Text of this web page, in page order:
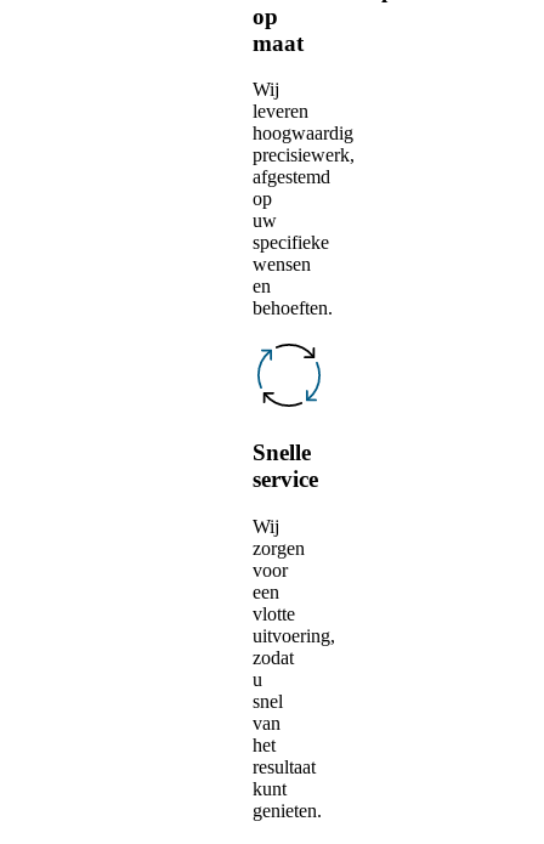
op
maat
Wij
leveren
hoogwaardig
precisiewerk,
afgestemd
op
uw
specifieke
wensen
en
behoeften.
Snelle
service
Wij
zorgen
voor
een
vlotte
uitvoering,
zodat
u
snel
van
het
resultaat
kunt
genieten.